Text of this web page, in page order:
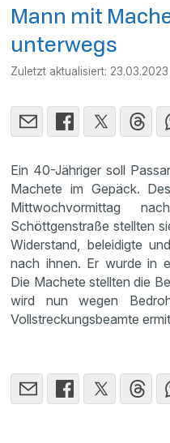
Mann mit
unterwegs
Zuletzt aktualisiert:
Ein 40-Jähriger soll
Machete im Gepäck.
Mittwochvormittag
Schöttgenstraße stellten
Widerstand, beleidigte
nach ihnen. Er wurde in
Die Machete stellten die
wird nun wegen
Vollstreckungsbeamte